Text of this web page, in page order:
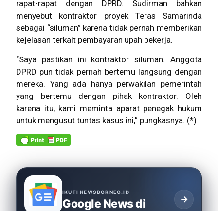
rapat-rapat dengan DPRD. Sudirman bahkan
menyebut kontraktor proyek Teras Samarinda
sebagai “siluman” karena tidak pernah memberikan
kejelasan terkait pembayaran upah pekerja.
“Saya pastikan ini kontraktor siluman. Anggota
DPRD pun tidak pernah bertemu langsung dengan
mereka. Yang ada hanya perwakilan pemerintah
yang bertemu dengan pihak kontraktor. Oleh
karena itu, kami meminta aparat penegak hukum
untuk mengusut tuntas kasus ini,” pungkasnya. (*)
IKUTI NEWSBORNEO.ID
Google News di →